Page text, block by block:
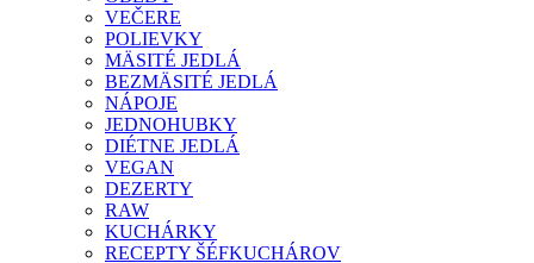
VEČERE
POLIEVKY
MÄSITÉ JEDLÁ
BEZMÄSITÉ JEDLÁ
NÁPOJE
JEDNOHUBKY
DIÉTNE JEDLÁ
VEGAN
DEZERTY
RAW
KUCHÁRKY
RECEPTY ŠÉFKUCHÁROV